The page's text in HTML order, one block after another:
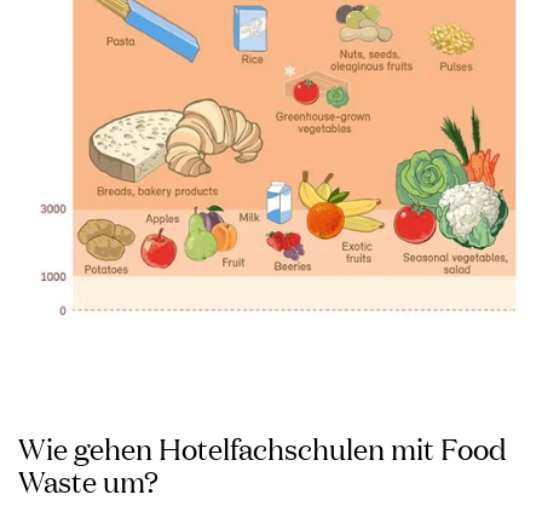
Wie gehen Hotelfachschulen mit Food
Waste um?